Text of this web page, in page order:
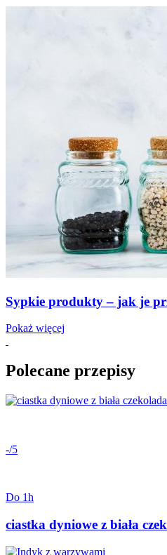
Sypkie produkty – jak je
Pokaż więcej
Polecane przepisy
-/5
Do 1h
ciastka dyniowe z biała